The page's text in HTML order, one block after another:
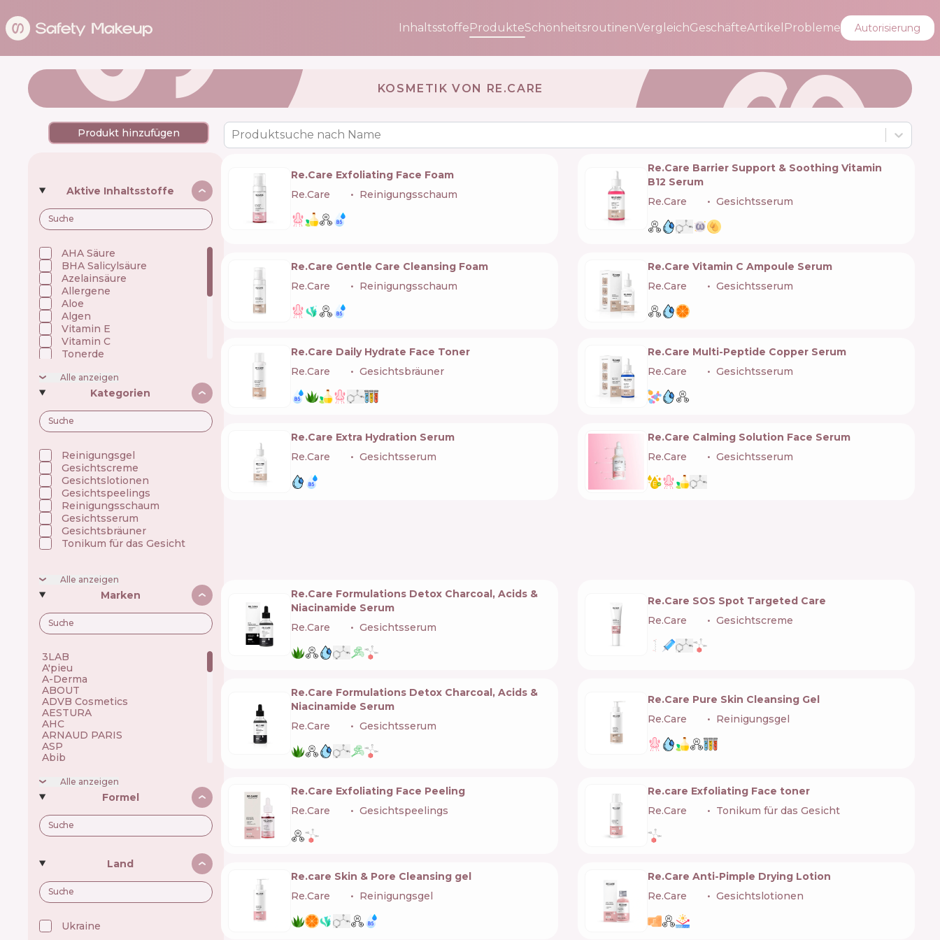
InhaltsstoffeProdukteSchönheitsroutinenVergleichGeschäfteArtikel Probleme Autorisierung
KOSMETIK VON RE.CARE 🇺🇦
Produkt hinzufügen
Aktive Inhaltsstoffe
AHA Säure
BHA Salicylsäure
Azelainsäure
Allergene
Aloe
Algen
Vitamin E
Vitamin C
Tonerde
Ceramide
Niacinamid
Omega-Fettsäuren
Panthenol (Vitamin B5)
Präbiotika/Fermente
Silikon
UV filter
Indischer wassernabel
Alle anzeigen
Kategorien
Reinigungsgel
Gesichtscreme
Gesichtslotionen
Gesichtspeelings
Reinigungsschaum
Gesichtsserum
Gesichtsbräuner
Tonikum für das Gesicht
Alle anzeigen
Marken
3LAB 🇺🇸
A'pieu 🇰🇷
A-Derma 🇫🇷
ABOUT 🇺🇦
ADVB Cosmetics 🇹🇷
AESTURA 🇰🇷
AHC 🇰🇷
ARNAUD PARIS 🇫🇷
ASP 🇬🇧
Abib 🇰🇷
Achroactive Max 🇧🇬
Acnemy 🇪🇸
Acure 🇺🇸
Acwell 🇰🇷
Ada Tina 🇧🇷
Aesop 🇦🇺
Alfaparf 🇮🇹
Allen Mak 🇧🇬
Allies of Skin 🇸🇬
Alpecin 🇩🇪
Alpha H 🇦🇺
Amway 🇺🇸
Anastasia Beverly Hills 🇺🇸
Alle anzeigen
Formel
Land
Ukraine 🇺🇦
Produktsuche nach Name
Re.Care Exfoliating Face Foam
Re.Care
Reinigungsschaum
Re.Care Barrier Support & Soothing Vitamin
B12 Serum
Re.Care
Gesichtsserum
Re.Care Gentle Сare Cleansing Foam
Re.Care
Reinigungsschaum
Re.Care Vitamin C Ampoule Serum
Re.Care
Gesichtsserum
Re.Care Daily Hydrate Face Toner
Re.Care
Gesichtsbräuner
Re.Care Multi-Peptide Copper Serum
Re.Care
Gesichtsserum
Re.Care Extra Hydration Serum
Re.Care
Gesichtsserum
Re.Care Calming Solution Face Serum
Re.Care
Gesichtsserum
Re.Care Formulations Detox Charcoal, Acids &
Niacinamide Serum
Re.Care
Gesichtsserum
Re.Care SOS Spot Targeted Care
Re.Care
Gesichtscreme
Re.Care Formulations Detox Charcoal, Acids &
Niacinamide Serum
Re.Care
Gesichtsserum
Re.Care Pure Skin Cleansing Gel
Re.Care
Reinigungsgel
Re.Care Exfoliating Face Peeling
Re.Care
Gesichtspeelings
Re.care Exfoliating Face toner
Re.Care
Tonikum für das Gesicht
Re.care Skin & Pore Cleansing gel
Re.Care
Reinigungsgel
Re.Care Anti-Pimple Drying Lotion
Re.Care
Gesichtslotionen